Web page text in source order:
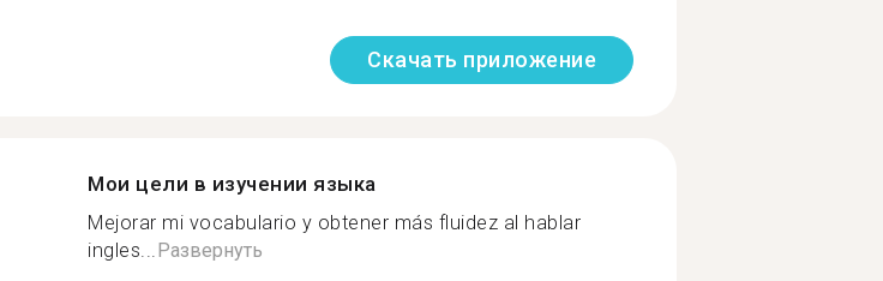
Скачать приложение
Мои цели в изучении языка
Mejorar mi vocabulario y obtener más fluidez al hablar
ingles...Развернуть